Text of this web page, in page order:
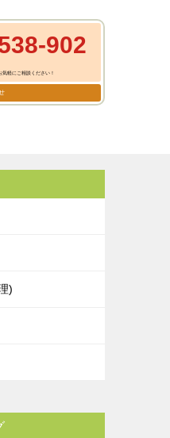
902
気軽にご相談ください！
)